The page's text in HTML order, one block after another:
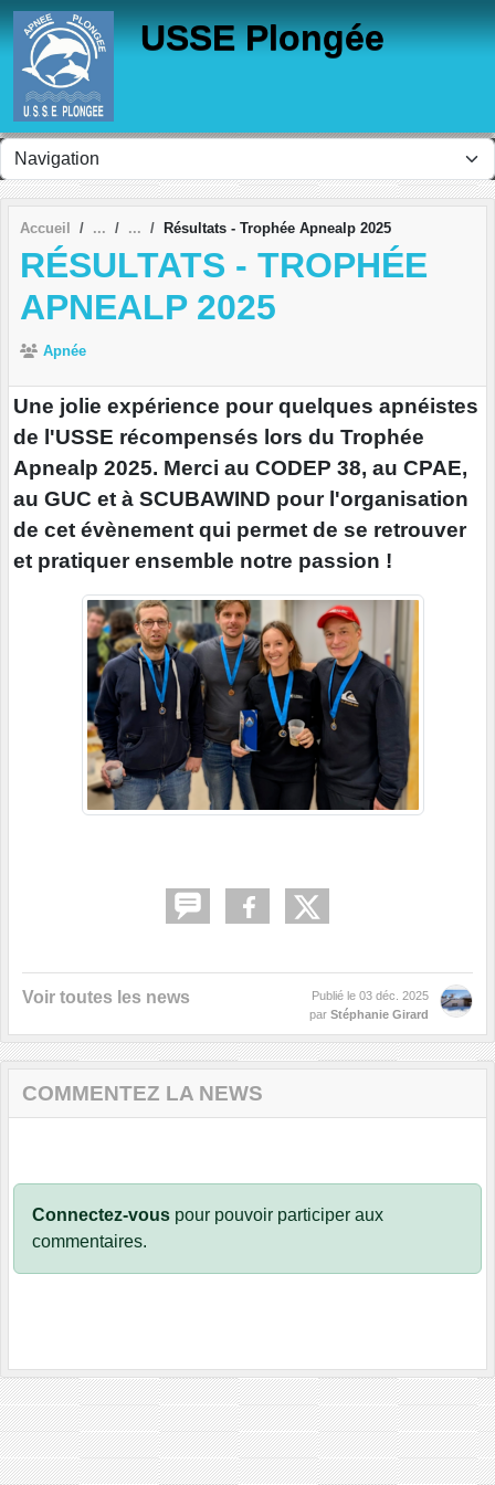
USSE Plongée
Accueil Résultats - Trophée Apnealp 2025
RÉSULTATS - TROPHÉE
APNEALP 2025
Apnée
Une jolie expérience pour quelques apnéistes
de l'USSE récompensés lors du Trophée
Apnealp 2025. Merci au CODEP 38, au CPAE,
au GUC et à SCUBAWIND pour l'organisation
de cet évènement qui permet de se retrouver
et pratiquer ensemble notre passion !
Voir toutes les news Publié le 03 déc. 2025
par Stéphanie Girard
COMMENTEZ LA NEWS
Connectez-vous pour pouvoir participer aux
commentaires.
Panneau de gestion des cookies